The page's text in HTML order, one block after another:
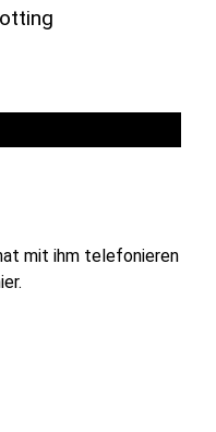
mit ihm telefonieren